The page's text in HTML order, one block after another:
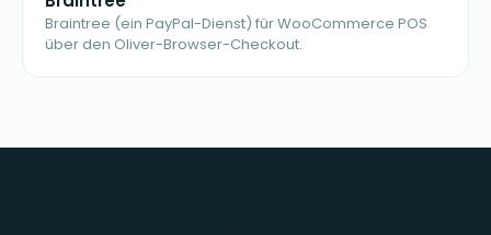
Braintree (ein PayPal-Dienst) für WooCommerce POS
über den Oliver-Browser-Checkout.